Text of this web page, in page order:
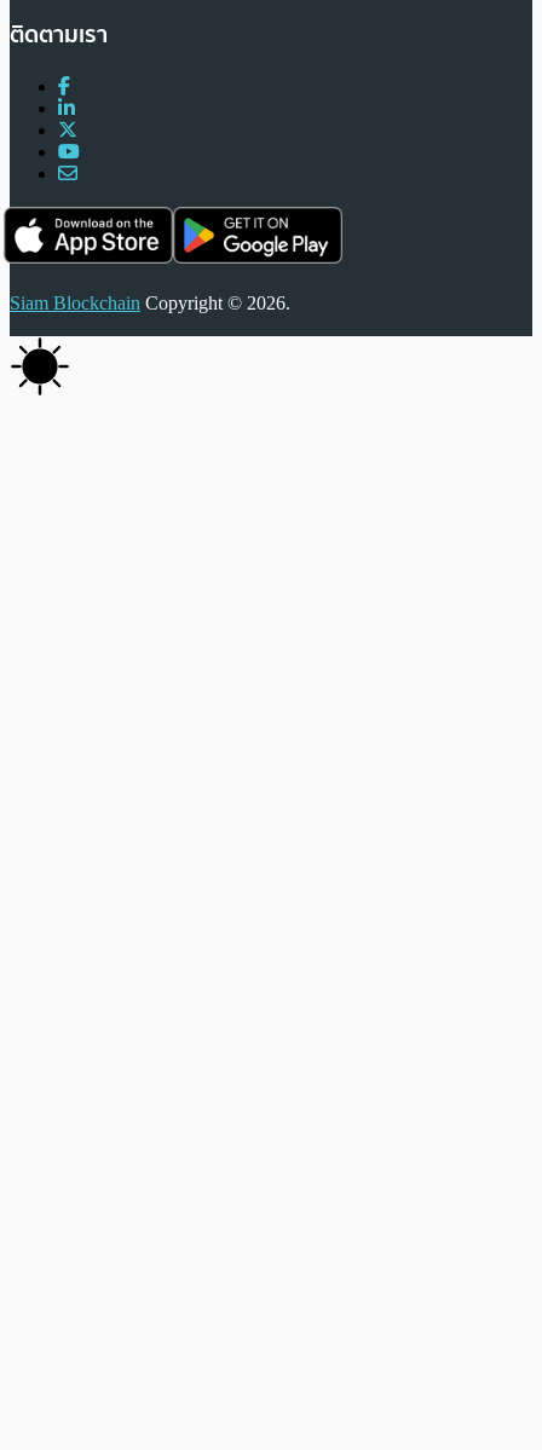
ติดตามเรา
Siam Blockchain Copyright © 2026.